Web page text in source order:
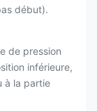
début).
de pression
inférieure,
à la partie